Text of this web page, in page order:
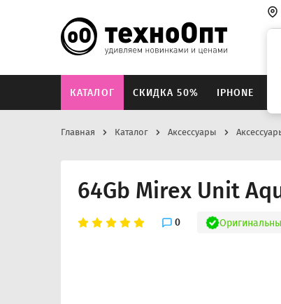
КАТАЛОГ СКИДКА 50% IPHONE
Главная Каталог Аксессуары
64Gb Mirex Unit
0